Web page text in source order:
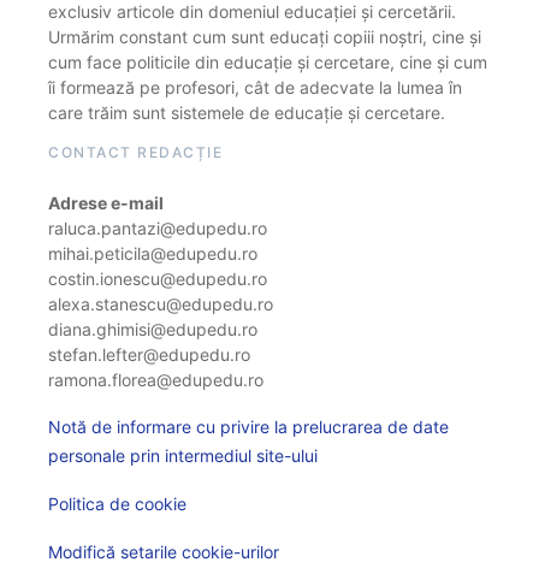
exclusiv articole din domeniul educației și cercetării.
Urmărim constant cum sunt educați copiii noștri, cine și
cum face politicile din educație și cercetare, cine și cum
îi formează pe profesori, cât de adecvate la lumea în
care trăim sunt sistemele de educație și cercetare.
CONTACT REDACȚIE
Adrese e-mail
raluca.pantazi@edupedu.ro
mihai.peticila@edupedu.ro
costin.ionescu@edupedu.ro
alexa.stanescu@edupedu.ro
diana.ghimisi@edupedu.ro
stefan.lefter@edupedu.ro
ramona.florea@edupedu.ro
Notă de informare cu privire la prelucrarea de date
personale prin intermediul site-ului
Politica de cookie
Modifică setarile cookie-urilor